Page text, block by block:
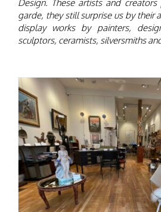
defining and lasting impact on
Design. These artists and
garde, they still surprise us by their
display works by painters,